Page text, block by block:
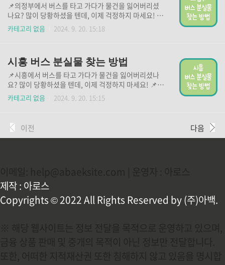
📌의정부에서 버스를 타고 가다가 물건을 잃어버리셨
나요? 많이 당황하셨을 텐데, 이제 걱정하지 마세요! 📌
아래 버튼을 통해 분실물 신고를 하시고, 귀중한 물건을
빠르게 찾으시기 바랍니다. 버스 분실물 신고 바로가기
카테고리 없음 2024. 9. 20. 15:18
시흥 버스 분실물 찾는 방법
📌시흥에서 버스를 타고 가다가 물건을 잃어버리셨나
요? 많이 당황하셨을 텐데, 이제 걱정하지 마세요! 📌
아래 버튼을 통해 분실물 신고를 하시고, 귀중한 물건을
빠르게 찾으시기 바랍니다. 버스 분실물 신고 바로가기
로이드용)👆
카테고리 없음 2024. 9. 20. 15:15
이전 다음
제작 : 아로스
Copyrights © 2022 All Rights Reserved by (주)아백.